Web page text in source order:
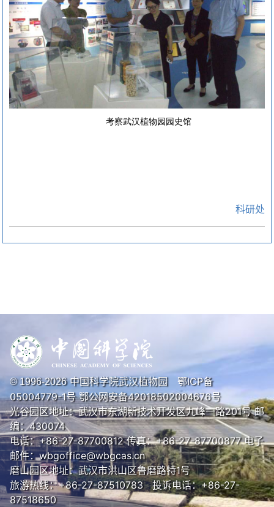
考察武汉植物园园史馆
科研处
© 1996-2026中国科学院武汉植物园 鄂ICP备
05004779-1号鄂公网安备42018502004676号
光谷园区地址：武汉市东湖新技术开发区九峰一路201号 邮
编：430074
电话：+86-27-87700812 传真：+86-27-87700877 电子
邮件：wbgoffice@wbgcas.cn
磨山园区地址：武汉市洪山区鲁磨路特1号
旅游热线：+86-27-87510783 投诉电话：+86-27-
87518650